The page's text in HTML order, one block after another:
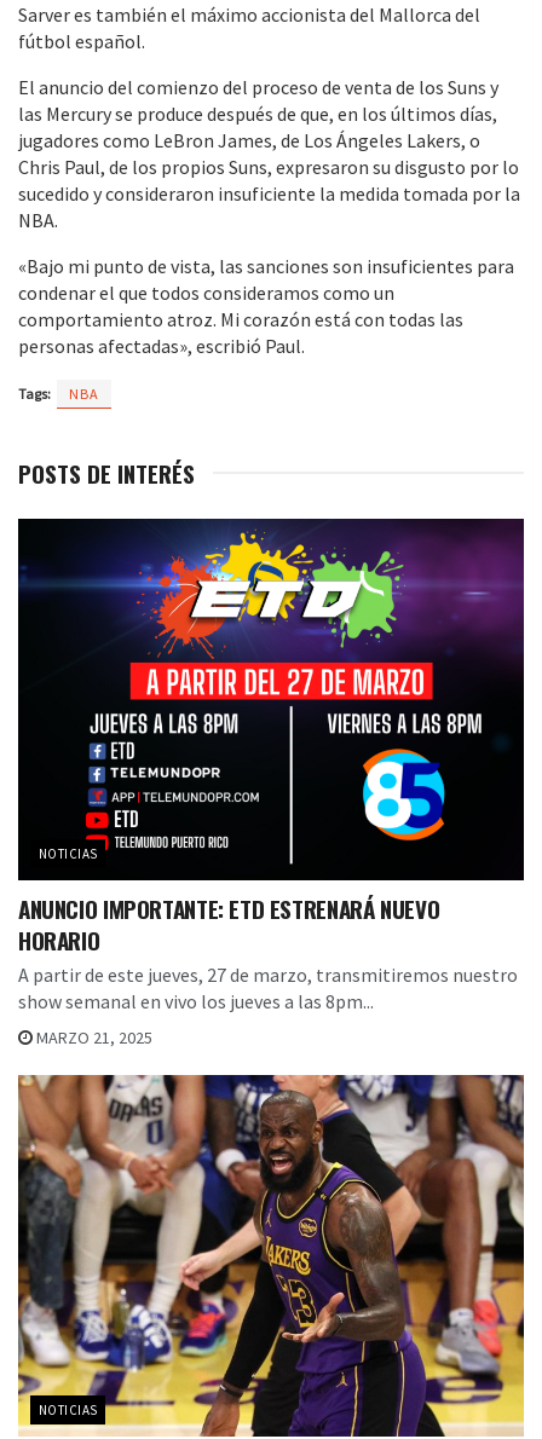
Sarver es también el máximo accionista del Mallorca del
fútbol español.
El anuncio del comienzo del proceso de venta de los Suns y
las Mercury se produce después de que, en los últimos días,
jugadores como LeBron James, de Los Ángeles Lakers, o
Chris Paul, de los propios Suns, expresaron su disgusto por lo
sucedido y consideraron insuficiente la medida tomada por la
NBA.
«Bajo mi punto de vista, las sanciones son insuficientes para
condenar el que todos consideramos como un
comportamiento atroz. Mi corazón está con todas las
personas afectadas», escribió Paul.
Tags: NBA
POSTS DE INTERÉS
NOTICIAS
ANUNCIO IMPORTANTE: ETD ESTRENARÁ NUEVO
HORARIO
A partir de este jueves, 27 de marzo, transmitiremos nuestro
show semanal en vivo los jueves a las 8pm...
MARZO 21, 2025
NOTICIAS